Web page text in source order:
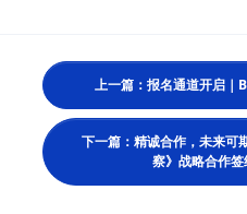
上一篇：报名通道开启｜
下一篇：精诚合作，未来可
察》战略合作